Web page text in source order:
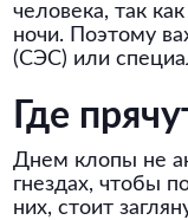
человека, так
ночи. Поэтому
(СЭС) или
Где
Днем клопы не
гнездах, чтобы
них, стоит